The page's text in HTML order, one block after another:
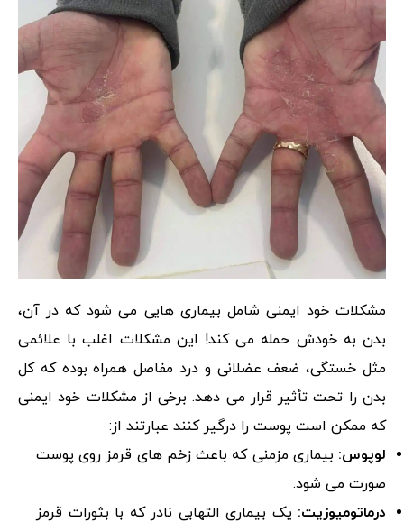
مشکلات خود ایمنی شامل بیماری هایی می شود که در آن،
بدن به خودش حمله می کند! این مشکلات اغلب با علائمی
مثل خستگی، ضعف عضلانی و درد مفاصل همراه بوده که کل
بدن را تحت تأثیر قرار می دهد. برخی از مشکلات خود ایمنی
که ممکن است پوست را درگیر کنند عبارتند از:
لوپوس: بیماری مزمنی که باعث زخم های قرمز روی پوست
صورت می شود.
درماتومیوزیت: یک بیماری التهابی نادر که با بثورات قرمز